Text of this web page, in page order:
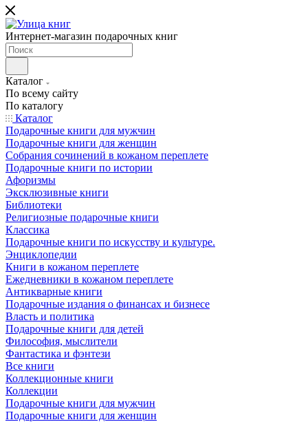
Интернет-магазин подарочных книг
Каталог
По всему сайту
По каталогу
Каталог
Подарочные книги для мужчин
Подарочные книги для женщин
Собрания сочинений в кожаном переплете
Подарочные книги по истории
Афоризмы
Эксклюзивные книги
Библиотеки
Религиозные подарочные книги
Классика
Подарочные книги по искусству и культуре.
Энциклопедии
Книги в кожаном переплете
Ежедневники в кожаном переплете
Антикварные книги
Подарочные издания о финансах и бизнесе
Власть и политика
Подарочные книги для детей
Философия, мыслители
Фантастика и фэнтези
Все книги
Коллекционные книги
Коллекции
Подарочные книги для мужчин
Подарочные книги для женщин